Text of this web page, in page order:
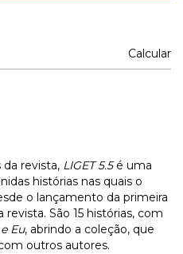
Calcular
revista, LIGET 5.5é uma
histórias nas quais o
o lançamento da primeira
São 15 histórias, com
Eu, abrindo a coleção, que
outros autores.